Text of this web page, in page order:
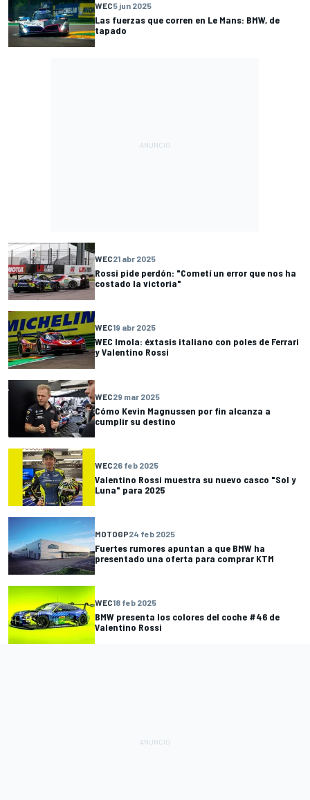
WEC5 jun 2025
Las fuerzas que corren en Le Mans: BMW, de
tapado
WEC21 abr 2025
Rossi pide perdón: "Cometí un error que nos ha
costado la victoria"
WEC19 abr 2025
WEC Imola: éxtasis italiano con poles de Ferrari
y Valentino Rossi
WEC29 mar 2025
Cómo Kevin Magnussen por fin alcanza a
cumplir su destino
WEC26 feb 2025
Valentino Rossi muestra su nuevo casco "Sol y
Luna" para 2025
MOTOGP24 feb 2025
Fuertes rumores apuntan a que BMW ha
presentado una oferta para comprar KTM
WEC18 feb 2025
BMW presenta los colores del coche #46 de
Valentino Rossi